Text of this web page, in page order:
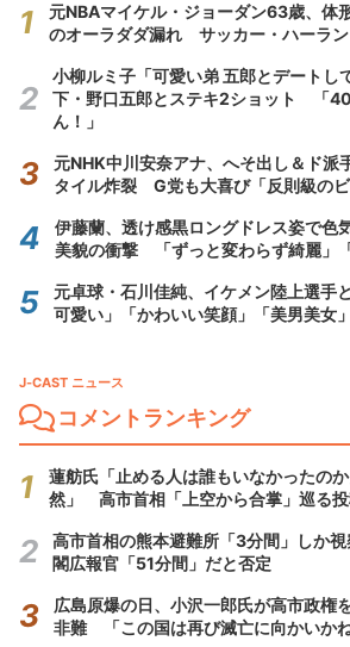
元NBAマイケル・ジョーダン63歳、体
のオーラダダ漏れ サッカー・ハーラ
小柳ルミ子「可愛い弟 五郎とデートし
下・野口五郎とステキ2ショット 「
ん！」
元NHK中川安奈アナ、へそ出し＆ド派
タイル炸裂 G党も大喜び「反則級のビ
伊藤蘭、透け感黒ロングドレス姿で色
美貌の衝撃 「ずっと変わらず綺麗」
元卓球・石川佳純、イケメン陸上選
可愛い」「かわいい笑顔」「美男美女
J-CAST ニュース
コメントランキング
蓮舫氏「止める人は誰もいなかったの
然」 高市首相「上空から合掌」巡る
高市首相の熊本避難所「3分間」しか
閣広報官「51分間」だと否定
広島原爆の日、小沢一郎氏が高市政権
非難 「この国は再び滅亡に向かいかね